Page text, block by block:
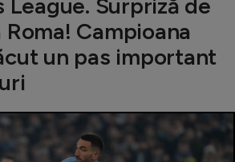
României
Națională
League. Surpriză de
Campioana
un pas important